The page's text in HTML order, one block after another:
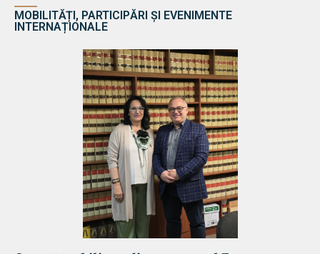
MOBILITĂȚI, PARTICIPĂRI ȘI EVENIMENTE
INTERNAȚIONALE